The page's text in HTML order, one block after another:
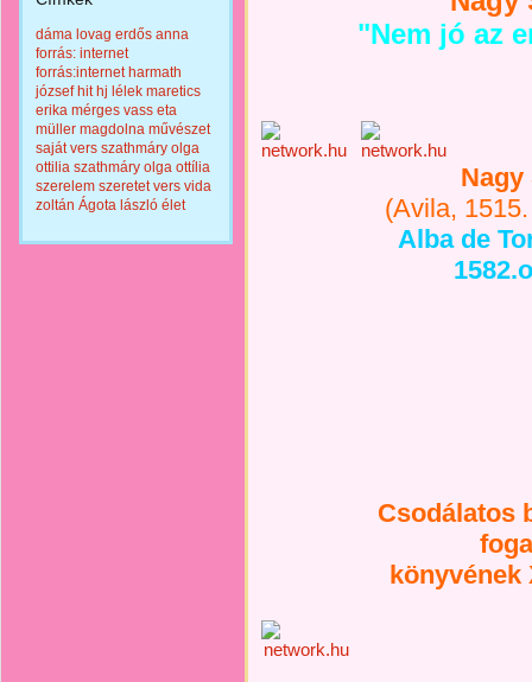
dáma lovag erdős anna
forrás: internet
forrás:internet harmath
józsef hit hj lélek maretics
erika mérges vass eta
müller magdolna művészet
saját vers szathmáry olga
ottilia szathmáry olga ottília
szerelem szeretet vers vida
zoltán Ágota lászló élet
"Nem jó az
Nagy
(Avila,
Alba de
Csodálatos
könyvének